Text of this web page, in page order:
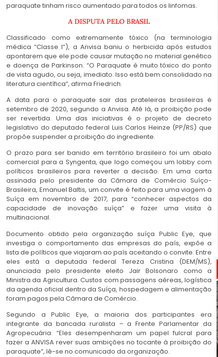
paraquate tinham risco aumentado para todos os linfomas.
A DISPUTA PELO BRASIL
Classificado como extremamente tóxico (na terminologia
médica “Classe I”), a Anvisa baniu o herbicida após estudos
apontarem que ele pode causar mutação no material genético
e doença de Parkinson. “O Paraquate é muito tóxico do ponto
de vista agudo, ou seja, imediato. Isso está bem consolidado na
literatura científica”, afirma Friedrich.
A data para o paraquate sair das prateleiras brasileiras é
setembro de 2020, segundo a Anvisa. Até lá, a proibição pode
ser revertida. Uma das iniciativas é o projeto de decreto
legislativo do deputado federal Luis Carlos Heinze (PP/RS) que
propõe suspender a proibição do ingrediente.
O prazo para ser banido em território brasileiro foi um abalo
comercial para a Syngenta, que logo começou um lobby com
políticos brasileiros para reverter a decisão. Em uma carta
assinada pelo presidente da Câmara de Comércio Suíço-
Brasileira, Emanuel Baltis, um convite é feito para uma viagem à
Suíça em novembro de 2017, para “conhecer aspectos da
capacidade de inovação suíça” e fazer uma visita à
multinacional.
Documento obtido pela organização suíça Public Eye, que
investiga o comportamento das empresas do país, expõe a
lista de políticos que viajaram ao país aceitando o convite. Entre
eles está a deputada federal Tereza Cristina (DEM/MS),
anunciada pelo presidente eleito Jair Bolsonaro como a
Ministra da Agricultura. Custos com passagens aéreas, logística
da agenda oficial dentro da Suíça, hospedagem e alimentação
foram pagos pela Câmara de Comércio.
Segundo a Public Eye, a maioria dos participantes era
integrante da bancada ruralista – a Frente Parlamentar da
Agropecuária. “Eles desempenharam um papel fulcral para
fazer a ANVISA rever suas ambições no tocante à proibição do
paraquate”, lê-se no comunicado da organização.